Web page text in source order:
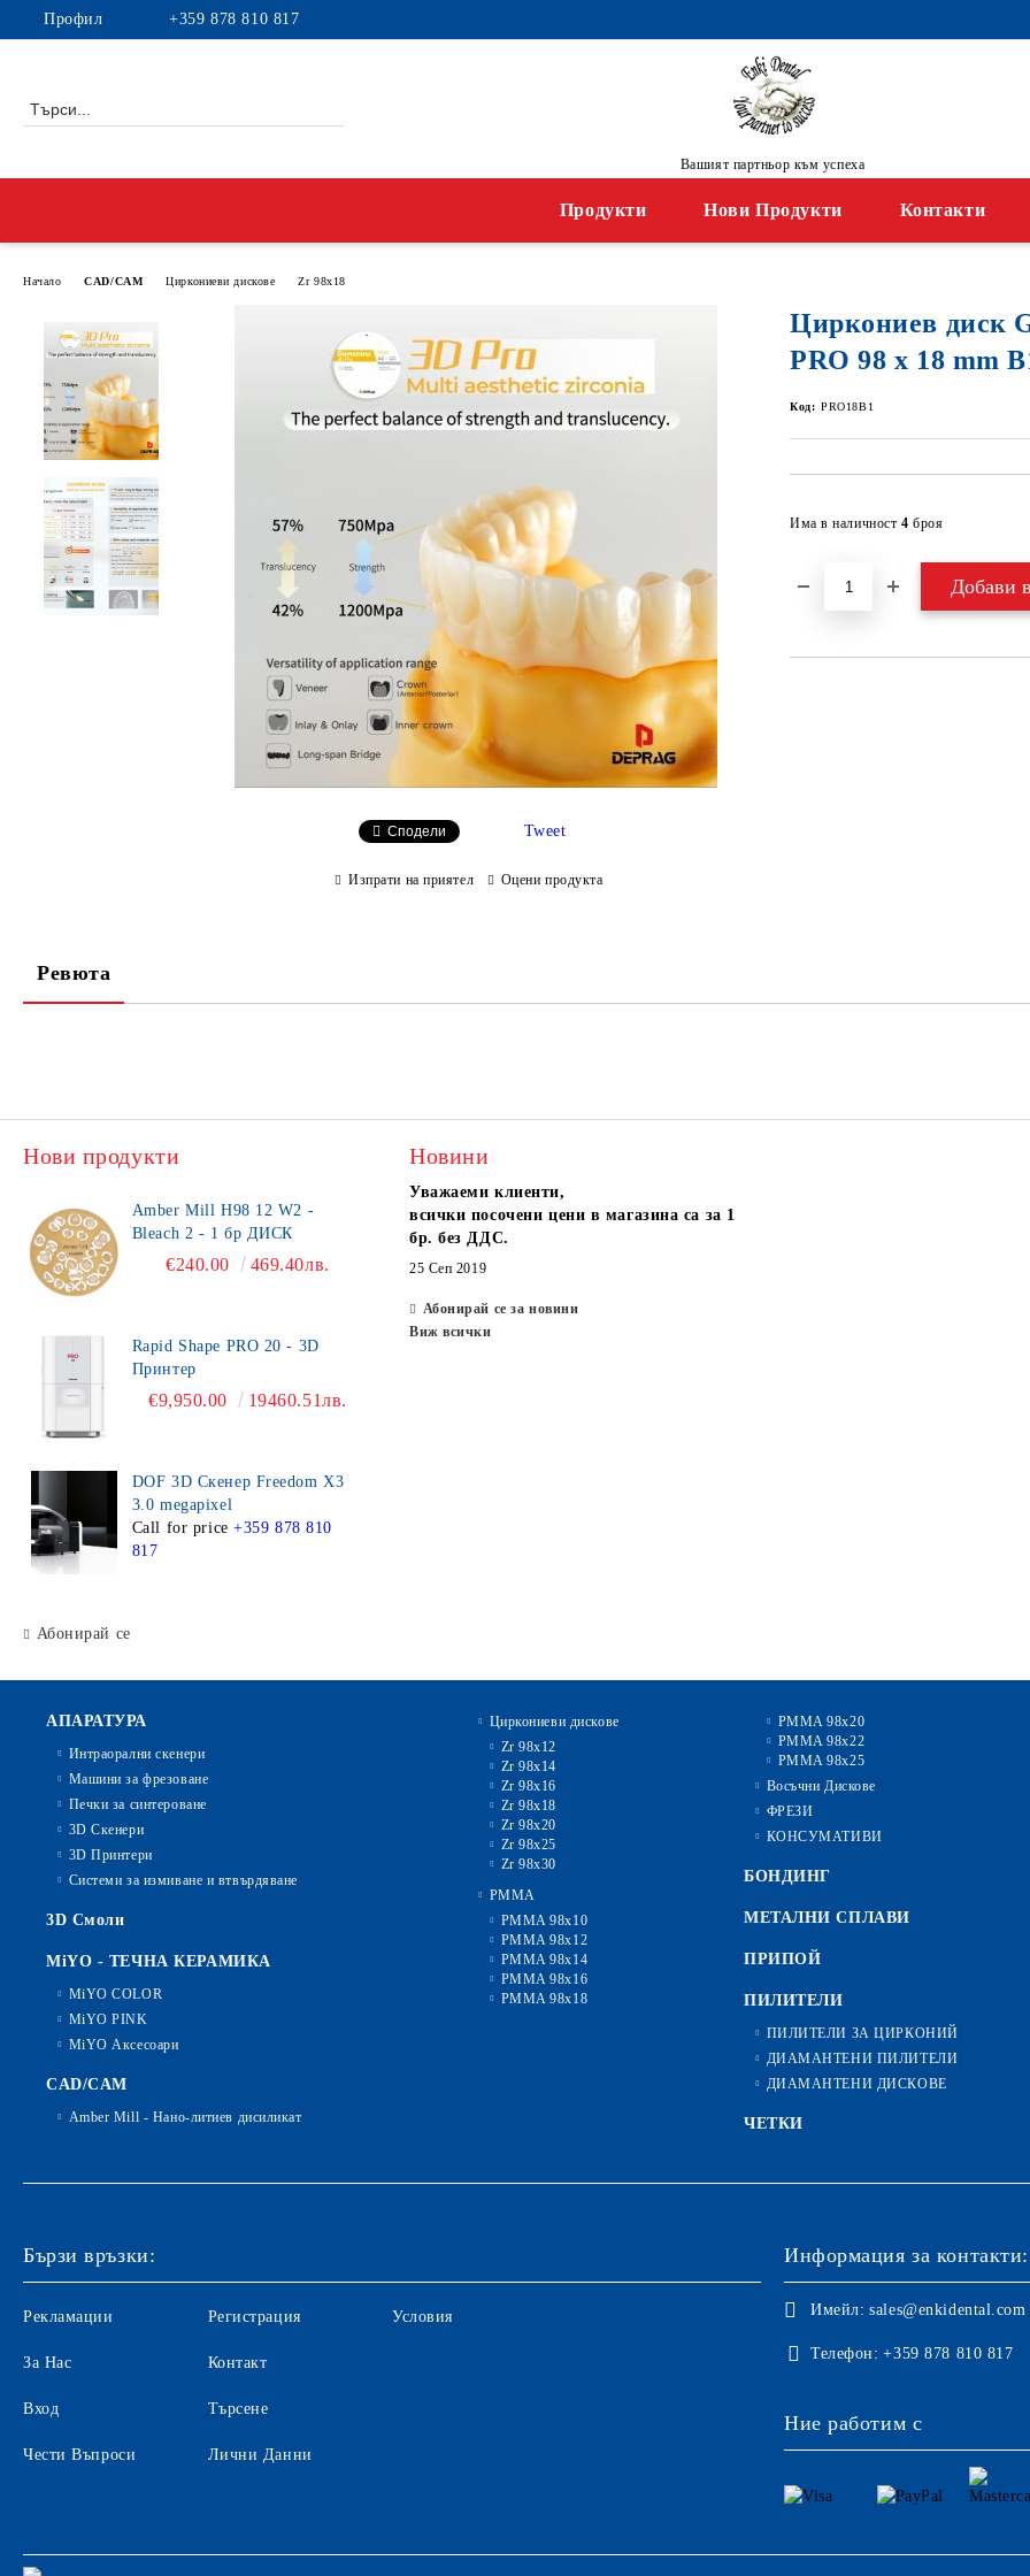
Профил +359 878 810 817
Вашият партньор към успеха
Продукти Нови Продукти Контакти
Начало CAD/CAM Циркониеви дискове Zr 98x18
Циркониев диск
PRO 98 x 18 mm
Код: PRO18B1
Има в наличност 4 броя
Сподели Tweet
Изпрати на приятел Оцени продукта
Ревюта
Нови продукти
Amber Mill H98 12 W2 -
Bleach 2 - 1 бр ДИСК
€240.00 469.40лв.
Rapid Shape PRO 20 - 3D
Принтер
€9,950.00 19460.51лв.
DOF 3D Скенер Freedom X3
3.0 megapixel
Call for price +359 878 810
817
Абонирай се
Новини
Уважаеми клиенти,
всички посочени цени в магазина са за 1
бр. без ДДС.
25 Сеп 2019
Абонирай се за новини
Виж всички
АПАРАТУРА
Интраорални скенери
Машини за фрезоване
Печки за синтероване
3D Скенери
3D Принтери
Системи за измиване и втвърдяване
3D Смоли
MiYO - ТЕЧНА КЕРАМИКА
MiYO COLOR
MiYO PINK
MiYO Аксесоари
CAD/CAM
Amber Mill - Нано-литиев дисиликат
Циркониеви дискове
Zr 98x12
Zr 98x14
Zr 98x16
Zr 98x18
Zr 98x20
Zr 98x25
Zr 98x30
PMMA
PMMA 98x10
PMMA 98x12
PMMA 98x14
PMMA 98x16
PMMA 98x18
PMMA 98x20
PMMA 98x22
PMMA 98x25
Восъчни Дискове
ФРЕЗИ
КОНСУМАТИВИ
БОНДИНГ
МЕТАЛНИ СПЛАВИ
ПРИПОЙ
ПИЛИТЕЛИ
ПИЛИТЕЛИ ЗА ЦИРКОНИЙ
ДИАМАНТЕНИ ПИЛИТЕЛИ
ДИАМАНТЕНИ ДИСКОВЕ
ЧЕТКИ
Бързи връзки:
Рекламации
За Нас
Вход
Чести Въпроси
Регистрация
Контакт
Търсене
Лични Данни
Условия
Информация за контакти:
Имейл: sales@enkidental.com
Телефон: +359 878 810 817
Ние работим с